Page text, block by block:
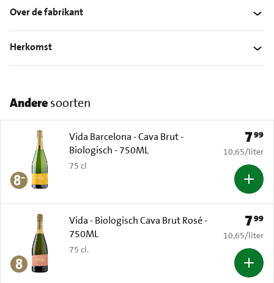
Over de fabrikant
Herkomst
Anderesoorten
Vida Barcelona - Cava Brut -
Biologisch - 750ML
75 cl
Prijs:
799
€ 10,65 per
10,65/liter
Vida - Biologisch Cava Brut Rosé -
750ML
75 cl.
Prijs:
799
€ 10,65 per
10,65/liter